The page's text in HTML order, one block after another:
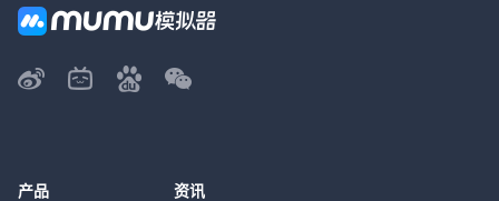
产品 资讯